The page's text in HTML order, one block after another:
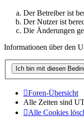
Der Betreiber ist
Der Nutzer ist
Die Änderungen
Informationen über den
Foren-Übersicht
Alle Zeiten sind
Alle Cookies